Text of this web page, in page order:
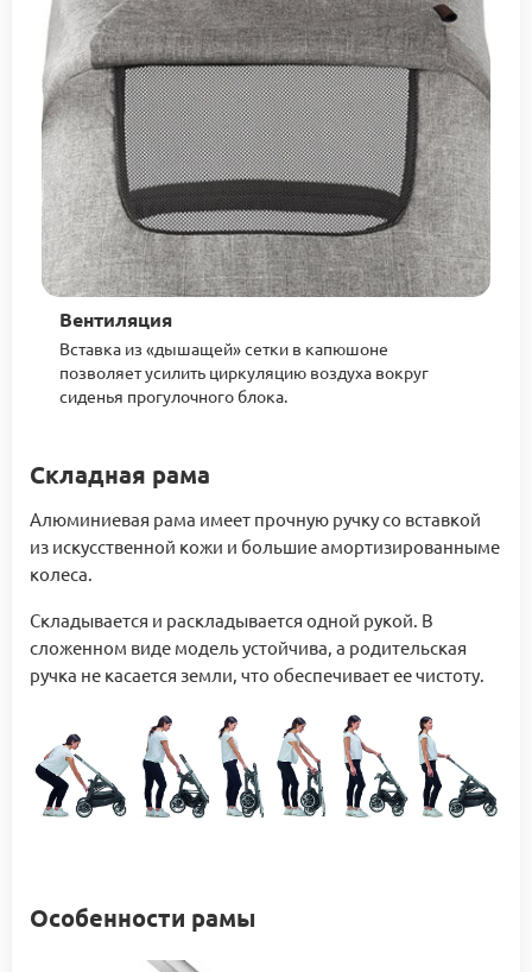
Вентиляция
Вставка из «дышащей» сетки в капюшоне
позволяет усилить циркуляцию воздуха вокруг
сиденья прогулочного блока.
Складная рама
Алюминиевая рама имеет прочную ручку со вставкой
из искусственной кожи и большие амортизированныме
колеса.
Складывается и раскладывается одной рукой. В
сложенном виде модель устойчива, а родительская
ручка не касается земли, что обеспечивает ее чистоту.
Особенности рамы